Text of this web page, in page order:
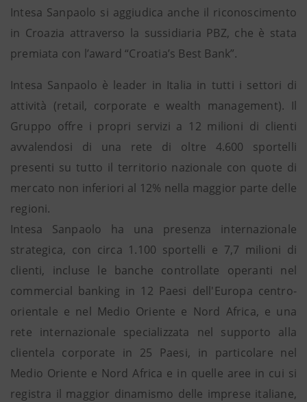
Intesa Sanpaolo si aggiudica anche il riconoscimento
in Croazia attraverso la sussidiaria PBZ, che è stata
premiata con l’award “Croatia’s Best Bank”.
Intesa Sanpaolo è leader in Italia in tutti i settori di
attività (retail, corporate e wealth management). Il
Gruppo offre i propri servizi a 12 milioni di clienti
avvalendosi di una rete di oltre 4.600 sportelli
presenti su tutto il territorio nazionale con quote di
mercato non inferiori al 12% nella maggior parte delle
regioni.
Intesa Sanpaolo ha una presenza internazionale
strategica, con circa 1.100 sportelli e 7,7 milioni di
clienti, incluse le banche controllate operanti nel
commercial banking in 12 Paesi dell'Europa centro-
orientale e nel Medio Oriente e Nord Africa, e una
rete internazionale specializzata nel supporto alla
clientela corporate in 25 Paesi, in particolare nel
Medio Oriente e Nord Africa e in quelle aree in cui si
registra il maggior dinamismo delle imprese italiane,